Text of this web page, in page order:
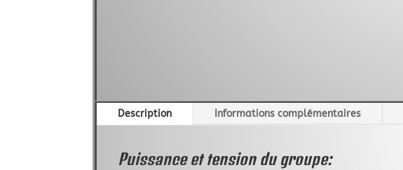
Description Informations complémentaires
Puissance et tension du groupe: